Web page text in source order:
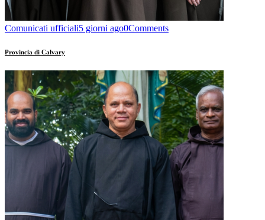
Comunicati ufficiali5 giorni ago0Comments
Provincia di Calvary